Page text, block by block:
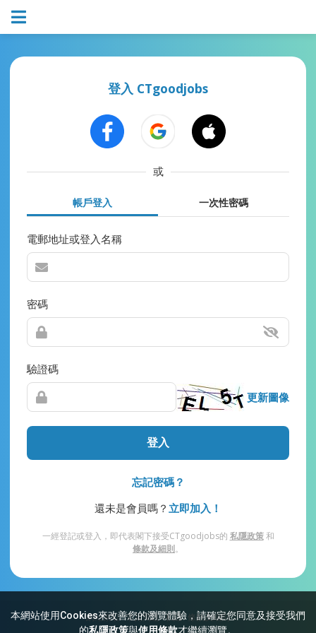
本網站使用Cookies來改善您的瀏覽體驗，請確定您同意及接受我們
的私隱政策與使用條款才繼續瀏覽。
登入 CTgoodjobs
或
帳戶登入 一次性密碼
電郵地址或登入名稱
密碼
驗證碼
更新圖像
登入
忘記密碼？
還未是會員嗎？ 立即加入！
一經登記或登入，即代表閣下接受CTgoodjobs的 私隱政策和
條款及細則。
網站索引 常見問題 私隱 條款及細則